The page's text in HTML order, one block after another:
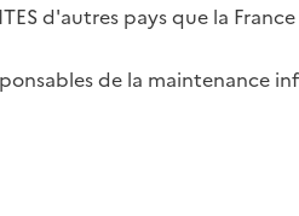
d'autres pays que la
de la